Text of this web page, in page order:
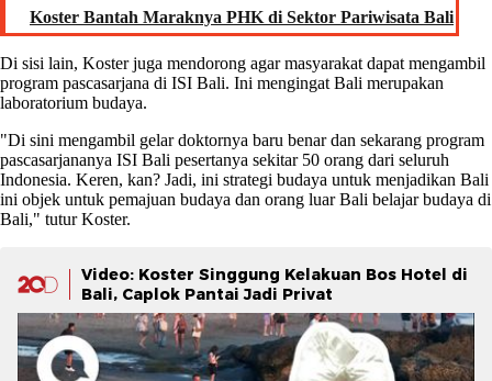
Koster Bantah Maraknya PHK di Sektor Pariwisata Bali
Di sisi lain, Koster juga mendorong agar masyarakat dapat mengambil
program pascasarjana di ISI Bali. Ini mengingat Bali merupakan
laboratorium budaya.
"Di sini mengambil gelar doktornya baru benar dan sekarang program
pascasarjananya ISI Bali pesertanya sekitar 50 orang dari seluruh
Indonesia. Keren, kan? Jadi, ini strategi budaya untuk menjadikan Bali
ini objek untuk pemajuan budaya dan orang luar Bali belajar budaya di
Bali," tutur Koster.
Video: Koster Singgung Kelakuan Bos Hotel di
Bali, Caplok Pantai Jadi Privat